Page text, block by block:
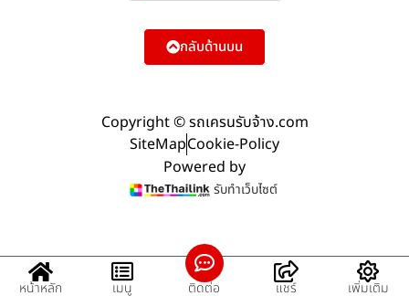
Copyright © รถเครนรับจ้าง.com
SiteMapCookie-Policy
Powered by
รับทำเว็บไซต์
กลับด้านบน
หน้าหลัก เมนู ติดต่อ แชร์ เพิ่มเติม